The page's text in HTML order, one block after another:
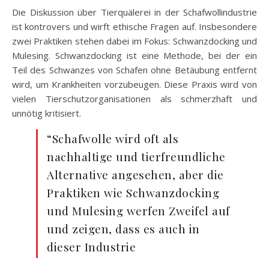
Die Diskussion über Tierquälerei in der Schafwollindustrie
ist kontrovers und wirft ethische Fragen auf. Insbesondere
zwei Praktiken stehen dabei im Fokus: Schwanzdocking und
Mulesing. Schwanzdocking ist eine Methode, bei der ein
Teil des Schwanzes von Schafen ohne Betäubung entfernt
wird, um Krankheiten vorzubeugen. Diese Praxis wird von
vielen Tierschutzorganisationen als schmerzhaft und
unnötig kritisiert.
“Schafwolle wird oft als
nachhaltige und tierfreundliche
Alternative angesehen, aber die
Praktiken wie Schwanzdocking
und Mulesing werfen Zweifel auf
und zeigen, dass es auch in
dieser Industrie